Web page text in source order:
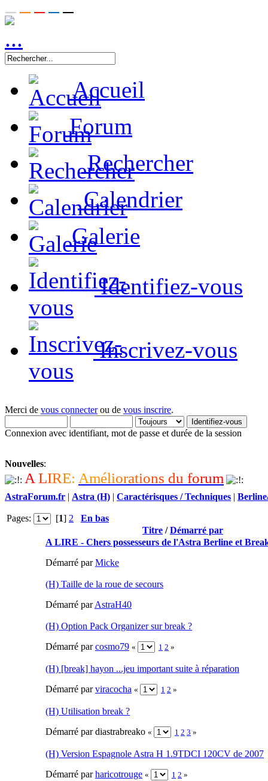
Accueil
Forum
Rechercher
Calendrier
Galerie
Identifiez-vous
Inscrivez-vous
Merci de vous connecterou de vous inscrire.
Connexion avec identifiant, mot de passe et durée de la session
Nouvelles:
A LIRE: Améliorations du forum
AstraForum.fr | Astra (H) | Caractérisques / Techniques |
Pages: [1] 2
En bas
Titre /Démarré par
A LIRE - Chers possesseurs de l'Astra Berline et
Démarré parMicke
(H) Taille de la roue de secours
Démarré parAstraH40
(H) Option Pack Organizer sur break ?
Démarré parcosmo79 « 1 2 »
(H) [break] hayon ...jeu important suite à réparation
Démarré parviracocha « 1 2 »
(H) Utilisation break ?
Démarré par diastrabreako « 1 2 3 »
(H) Version Espagnole Astra H 1.9TDCI 120CV de 2007
Démarré parharicotrouge « 1 2 »